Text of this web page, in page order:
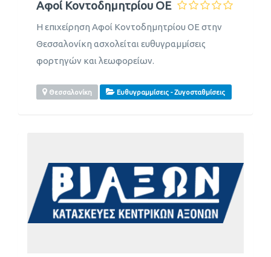
Αφοί Κοντοδημητρίου ΟΕ
Η επιχείρηση Αφοί Κοντοδημητρίου ΟΕ στην
Θεσσαλονίκη ασχολείται ευθυγραμμίσεις
φορτηγών και λεωφορείων.
Θεσσαλονίκη Ευθυγραμμίσεις - Ζυγοσταθμίσεις